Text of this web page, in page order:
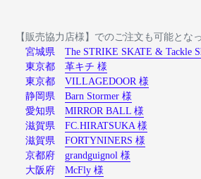
【販売協力店様】でのご注文も可能とな
宮城県 The STRIKE SKATE & Tackle
東京都 革キチ 様
東京都 VILLAGEDOOR 様
静岡県 Barn Stormer 様
愛知県 MIRROR BALL 様
滋賀県 FC.HIRATSUKA 様
滋賀県 FORTYNINERS 様
京都府 grandguignol 様
大阪府 McFly 様